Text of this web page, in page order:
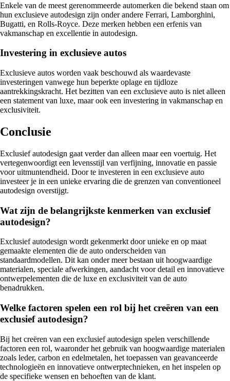
Enkele van de meest gerenommeerde automerken die bekend staan om
hun exclusieve autodesign zijn onder andere Ferrari, Lamborghini,
Bugatti, en Rolls-Royce. Deze merken hebben een erfenis van
vakmanschap en excellentie in autodesign.
Investering in exclusieve autos
Exclusieve autos worden vaak beschouwd als waardevaste
investeringen vanwege hun beperkte oplage en tijdloze
aantrekkingskracht. Het bezitten van een exclusieve auto is niet alleen
een statement van luxe, maar ook een investering in vakmanschap en
exclusiviteit.
Conclusie
Exclusief autodesign gaat verder dan alleen maar een voertuig. Het
vertegenwoordigt een levensstijl van verfijning, innovatie en passie
voor uitmuntendheid. Door te investeren in een exclusieve auto
investeer je in een unieke ervaring die de grenzen van conventioneel
autodesign overstijgt.
Wat zijn de belangrijkste kenmerken van exclusief
autodesign?
Exclusief autodesign wordt gekenmerkt door unieke en op maat
gemaakte elementen die de auto onderscheiden van
standaardmodellen. Dit kan onder meer bestaan uit hoogwaardige
materialen, speciale afwerkingen, aandacht voor detail en innovatieve
ontwerpelementen die de luxe en exclusiviteit van de auto
benadrukken.
Welke factoren spelen een rol bij het creëren van een
exclusief autodesign?
Bij het creëren van een exclusief autodesign spelen verschillende
factoren een rol, waaronder het gebruik van hoogwaardige materialen
zoals leder, carbon en edelmetalen, het toepassen van geavanceerde
technologieën en innovatieve ontwerptechnieken, en het inspelen op
de specifieke wensen en behoeften van de klant.